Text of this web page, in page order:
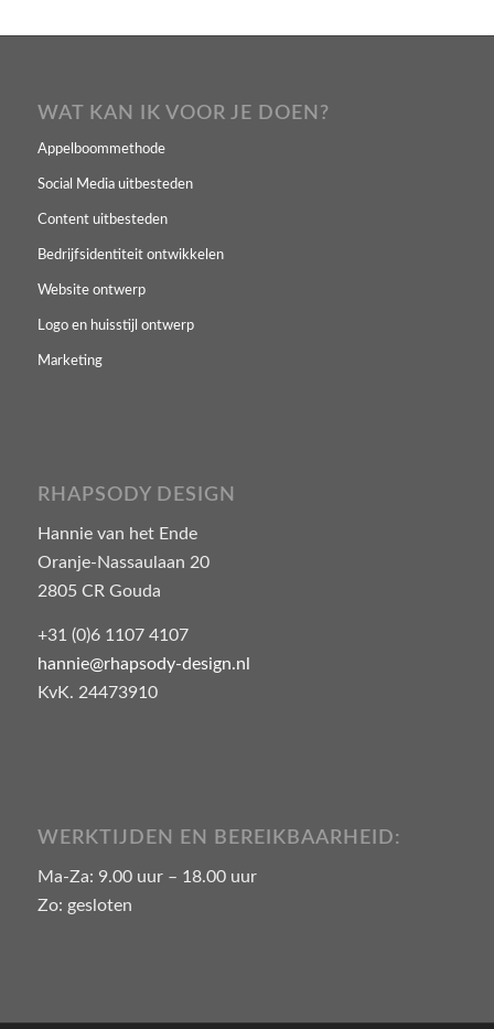
WAT KAN IK VOOR JE DOEN?
Appelboommethode
Social Media uitbesteden
Content uitbesteden
Bedrijfsidentiteit ontwikkelen
Website ontwerp
Logo en huisstijl ontwerp
Marketing
RHAPSODY DESIGN
Hannie van het Ende
Oranje-Nassaulaan 20
2805 CR Gouda
+31 (0)6 1107 4107
hannie@rhapsody-design.nl
KvK. 24473910
WERKTIJDEN EN BEREIKBAARHEID:
Ma-Za: 9.00 uur – 18.00 uur
Zo: gesloten